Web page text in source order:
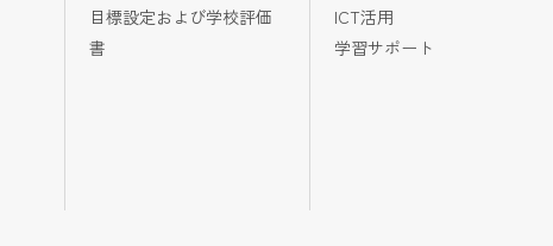
目標設定および学校評価
書
ICT活用
学習サポート